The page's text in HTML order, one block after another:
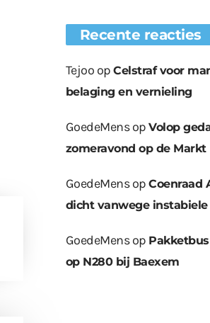
Recente reacties
Tejoo opCelstraf voor
belaging en vernieling
GoedeMensopVolop
zomeravond op de Markt
GoedeMensopCoenraad
dicht vanwege instabiele
GoedeMensop
op N280 bij Baexem